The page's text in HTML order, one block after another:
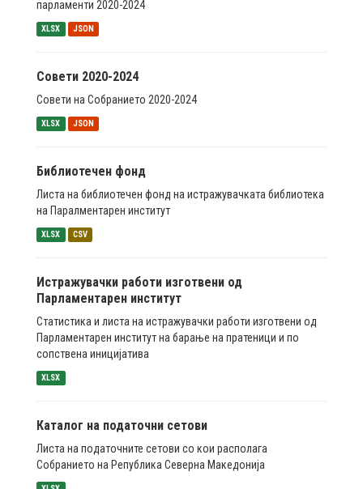
парламенти 2020-2024
XLSX JSON
Совети 2020-2024
Совети на Собранието 2020-2024
XLSX JSON
Библиотечен фонд
Листа на библиотечен фонд на истражувачката библиотека
на Паралментарен институт
XLSX CSV
Истражувачки работи изготвени од
Парламентарен институт
Статистика и листа на истражувачки работи изготвени од
Парламентарен институт на барање на пратеници и по
сопствена иницијатива
XLSX
Каталог на податочни сетови
Листа на податочните сетови со кои располага
Собранието на Република Северна Македонија